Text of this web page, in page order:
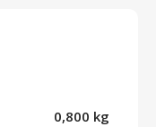
0,800 kg